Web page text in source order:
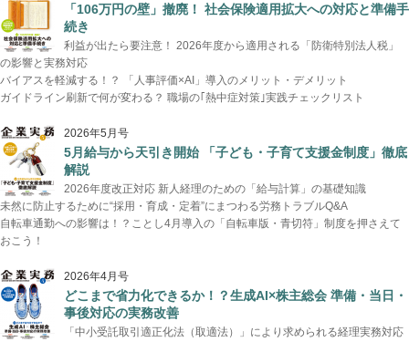
「106万円の壁」撤廃！ 社会保険適用拡大への対応と準備手
続き
利益が出たら要注意！ 2026年度から適用される「防衛特別法人税」
の影響と実務対応
バイアスを軽減する！？ 「人事評価×AI」導入のメリット・デメリット
ガイドライン刷新で何が変わる？ 職場の｢熱中症対策｣実践チェックリスト
2026年5月号
5月給与から天引き開始 「子ども・子育て支援金制度」徹底
解説
2026年度改正対応 新人経理のための「給与計算」の基礎知識
未然に防止するために“採用・育成・定着”にまつわる労務トラブルQ&A
自転車通勤への影響は！？ことし4月導入の「自転車版・青切符」制度を押さえて
おこう！
2026年4月号
どこまで省力化できるか！？生成AI×株主総会 準備・当日・
事後対応の実務改善
「中小受託取引適正化法（取適法）」により求められる経理実務対応